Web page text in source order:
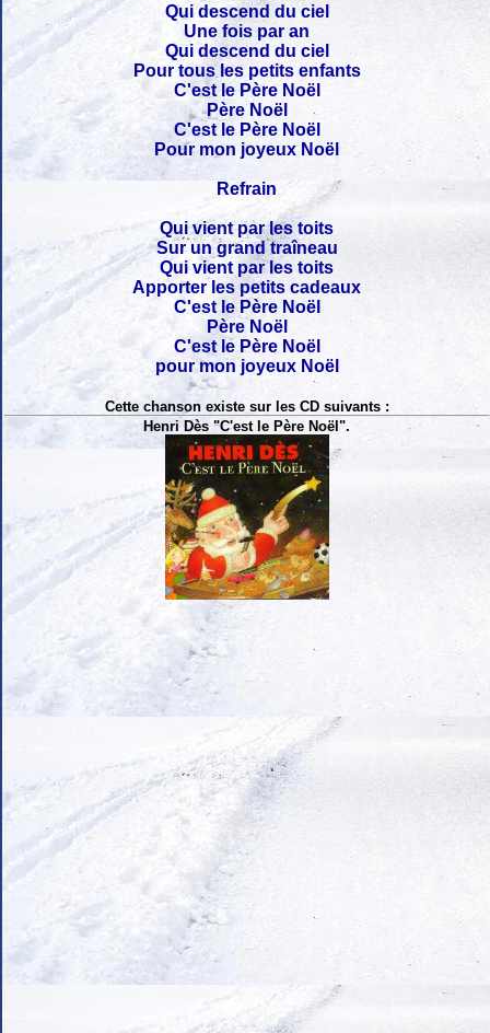
Qui descend du ciel
Une fois par an
Qui descend du ciel
Pour tous les petits enfants
C'est le Père Noël
Père Noël
C'est le Père Noël
Pour mon joyeux Noël
Refrain
Qui vient par les toits
Sur un grand traîneau
Qui vient par les toits
Apporter les petits cadeaux
C'est le Père Noël
Père Noël
C'est le Père Noël
pour mon joyeux Noël
Cette chanson existe sur les CD suivants :
Henri Dès "C'est le Père Noël".